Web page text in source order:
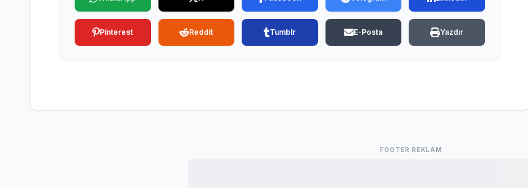
Pinterest Reddit Tumblr E-Posta Yazdır
FOOTER REKLAM